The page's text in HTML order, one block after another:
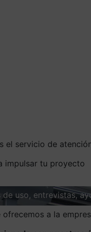
el servicio de
impulsar tu proyecto
uso, entrevistas,
a la